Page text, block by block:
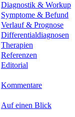
Diagnostik & Workup
Symptome & Befund
Verlauf & Prognose
Differentialdiagnosen
Therapien
Referenzen
Editorial
Kommentare
Auf einen Blick